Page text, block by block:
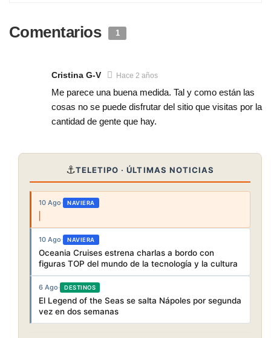
Comentarios 1
Cristina G-V Hace 2 años
Me parece una buena medida. Tal y como están las
cosas no se puede disfrutar del sitio que visitas por la
cantidad de gente que hay.
⚓TELETIPO · ÚLTIMAS NOTICIAS
10 Ago· NAVIERA
10 Ago· NAVIERA
Oceania Cruises estrena charlas a bordo con
figuras TOP del mundo de la tecnología y la cultura
6 Ago· DESTINOS
El Legend of the Seas se salta Nápoles por segunda
vez en dos semanas